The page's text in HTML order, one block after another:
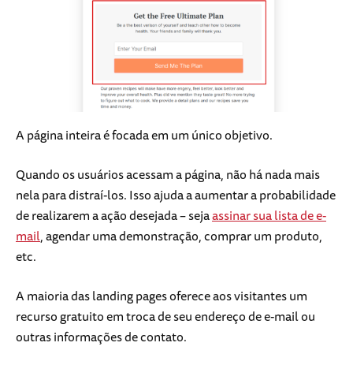
A página inteira é focada em um único objetivo.
Quando os usuários acessam a página, não há nada mais
nela para distraí-los. Isso ajuda a aumentar a probabilidade
de realizarem a ação desejada – sejaassinar sua lista de e-
mail, agendar uma demonstração, comprar um produto,
etc.
A maioria das landing pages oferece aos visitantes um
recurso gratuito em troca de seu endereço de e-mail ou
outras informações de contato.